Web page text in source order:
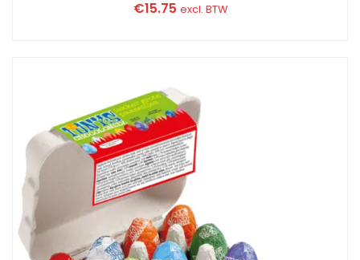
€15.75 excl. BTW